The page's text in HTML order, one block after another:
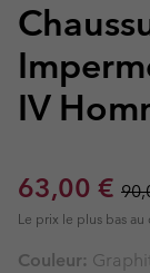
IV
Sale price:
63,00 €
Le prix le plus bas
Couleur: